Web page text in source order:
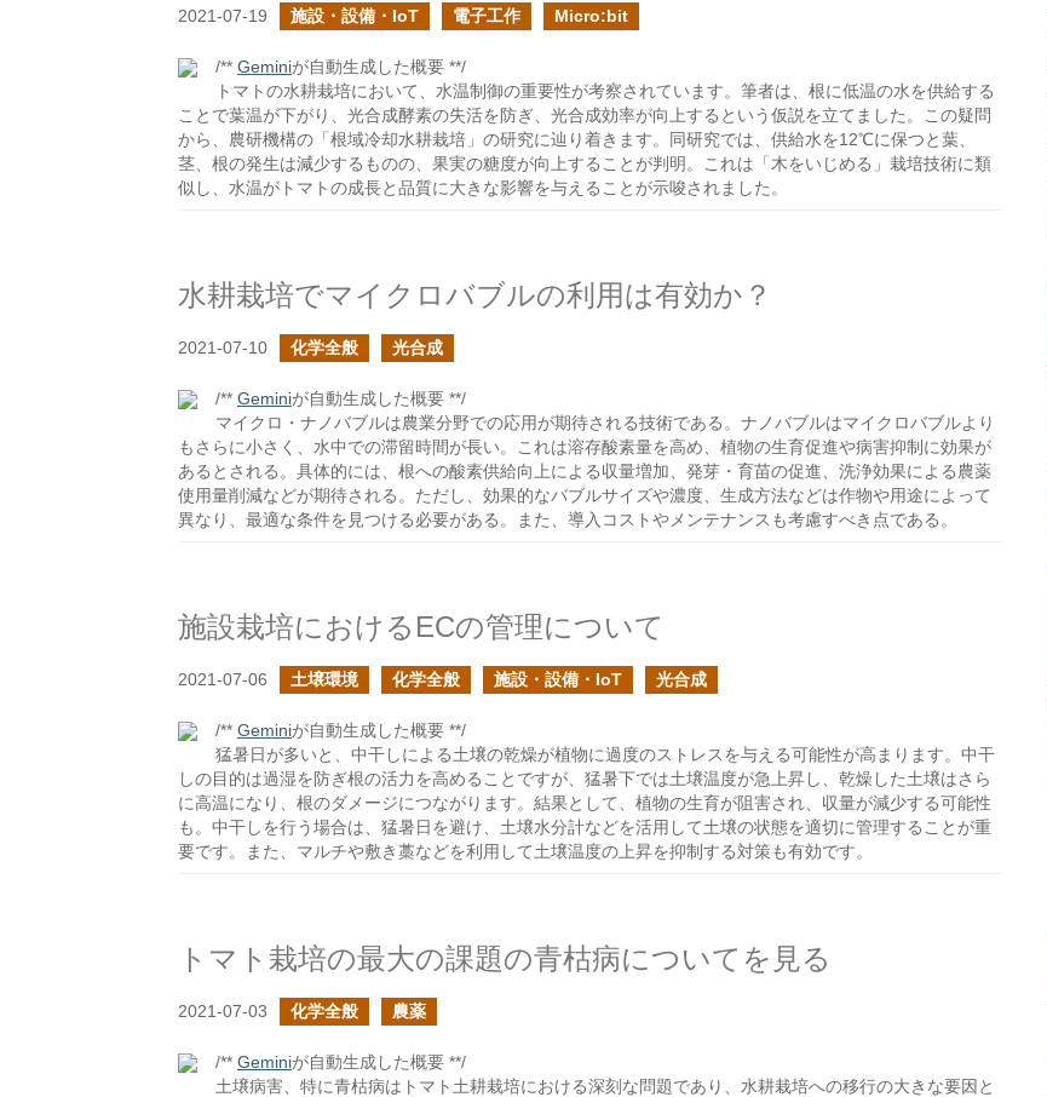
2021-07-19 施設・設備・IoT 電子工作 Micro:bit
/** Geminiが自動生成した概要 **/
トマトの水耕栽培において、水温制御の重要性が考察されています。筆者は、根に低温の水を供給する
ことで葉温が下がり、光合成酵素の失活を防ぎ、光合成効率が向上するという仮説を立てました。この疑問
から、農研機構の「根域冷却水耕栽培」の研究に辿り着きます。同研究では、供給水を12℃に保つと葉、
茎、根の発生は減少するものの、果実の糖度が向上することが判明。これは「木をいじめる」栽培技術に類
似し、水温がトマトの成長と品質に大きな影響を与えることが示唆されました。
水耕栽培でマイクロバブルの利用は有効か？
2021-07-10 化学全般 光合成
/** Geminiが自動生成した概要 **/
マイクロ・ナノバブルは農業分野での応用が期待される技術である。ナノバブルはマイクロバブルより
もさらに小さく、水中での滞留時間が長い。これは溶存酸素量を高め、植物の生育促進や病害抑制に効果が
あるとされる。具体的には、根への酸素供給向上による収量増加、発芽・育苗の促進、洗浄効果による農薬
使用量削減などが期待される。ただし、効果的なバブルサイズや濃度、生成方法などは作物や用途によって
異なり、最適な条件を見つける必要がある。また、導入コストやメンテナンスも考慮すべき点である。
施設栽培におけるECの管理について
2021-07-06 土壌環境 化学全般 施設・設備・IoT 光合成
/** Geminiが自動生成した概要 **/
猛暑日が多いと、中干しによる土壌の乾燥が植物に過度のストレスを与える可能性が高まります。中干
しの目的は過湿を防ぎ根の活力を高めることですが、猛暑下では土壌温度が急上昇し、乾燥した土壌はさら
に高温になり、根のダメージにつながります。結果として、植物の生育が阻害され、収量が減少する可能性
も。中干しを行う場合は、猛暑日を避け、土壌水分計などを活用して土壌の状態を適切に管理することが重
要です。また、マルチや敷き藁などを利用して土壌温度の上昇を抑制する対策も有効です。
トマト栽培の最大の課題の青枯病についてを見る
2021-07-03 化学全般 農薬
/** Geminiが自動生成した概要 **/
土壌病害、特に青枯病はトマト土耕栽培における深刻な問題であり、水耕栽培への移行の大きな要因と